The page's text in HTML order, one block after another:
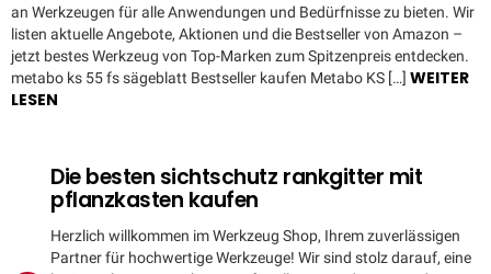
an Werkzeugen für alle Anwendungen und Bedürfnisse zu bieten. Wir
listen aktuelle Angebote, Aktionen und die Bestseller von Amazon –
jetzt bestes Werkzeug von Top-Marken zum Spitzenpreis entdecken.
metabo ks 55 fs sägeblatt Bestseller kaufen Metabo KS […] WEITER
LESEN
Die besten sichtschutz rankgitter mit
pflanzkasten kaufen
Herzlich willkommen im Werkzeug Shop, Ihrem zuverlässigen
Partner für hochwertige Werkzeuge! Wir sind stolz darauf, eine